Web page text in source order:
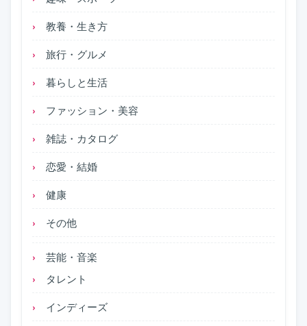
教養・生き方
旅行・グルメ
暮らしと生活
ファッション・美容
雑誌・カタログ
恋愛・結婚
健康
その他
芸能・音楽
タレント
インディーズ